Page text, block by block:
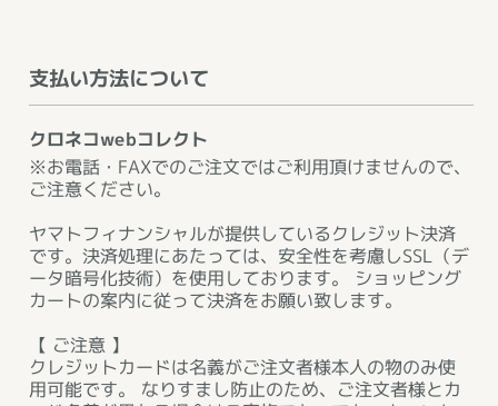
支払い方法について
クロネコwebコレクト
※お電話・FAXでのご注文ではご利用頂けませんので、
ご注意ください。
ヤマトフィナンシャルが提供しているクレジット決済
です。決済処理にあたっては、安全性を考慮しSSL（デ
ータ暗号化技術）を使用しております。 ショッピング
カートの案内に従って決済をお願い致します。
【 ご注意 】
クレジットカードは名義がご注文者様本人の物のみ使
用可能です。 なりすまし防止のため、ご注文者様とカ